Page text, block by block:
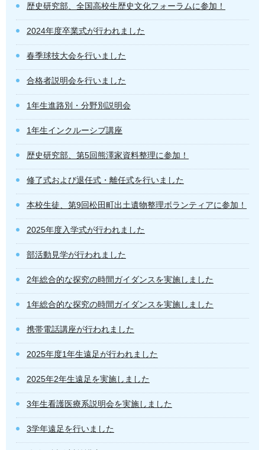
歴史研究部、全国高校生歴史文化フォーラムに参加！
2024年度卒業式が行われました
春季球技大会を行いました
合格者説明会を行いました
1年生進路別・分野別説明会
1年生インクルーシブ講座
歴史研究部、第5回熊澤家資料整理に参加！
修了式および退任式・離任式を行いました
本校生徒、第9回松田町出土遺物整理ボランティアに参加！
2025年度入学式が行われました
部活動見学が行われました
2年総合的な探究の時間ガイダンスを実施しました
1年総合的な探究の時間ガイダンスを実施しました
携帯電話講座が行われました
2025年度1年生遠足が行われました
2025年2年生遠足を実施しました
3年生看護医療系説明会を実施しました
3学年遠足を行いました